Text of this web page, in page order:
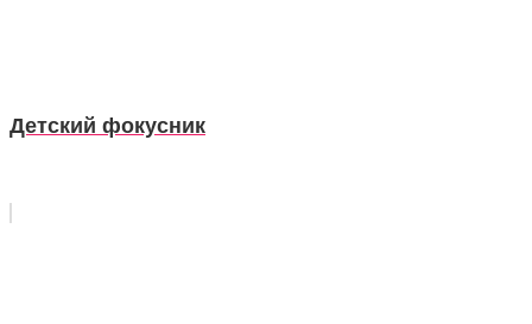
Детский фокусник